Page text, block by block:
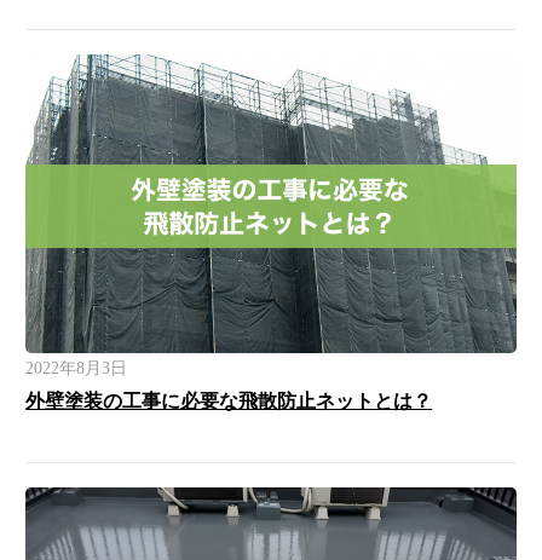
2022年8月3日
外壁塗装の工事に必要な飛散防止ネットとは？